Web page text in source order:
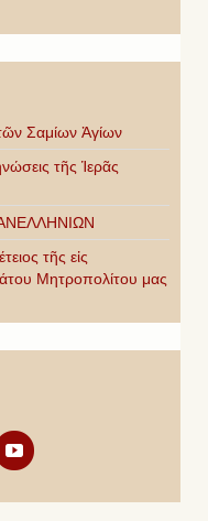
Σαμίων Ἁγίων
τῆς Ἱερᾶς
τῆς εἰς
Μητροπολίτου μας